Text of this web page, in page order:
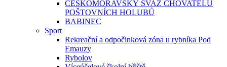
ČESKOMORAVSKÝ SVAZ CHOVATELŮ
POŠTOVNÍCH HOLUBŮ
BABINEC
Sport
Rekreační a odpočinková zóna u rybníka Pod
Emauzy
Rybolov